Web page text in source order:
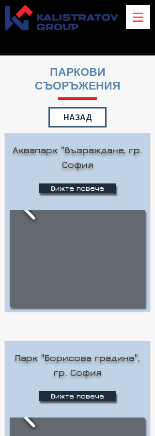
ПАРКОВИ
СЪОРЪЖЕНИЯ
НАЗАД
Аквапарк "Възраждане, гр.
София
Вижте повече
Парк "Борисова градина",
гр. София
Вижте повече